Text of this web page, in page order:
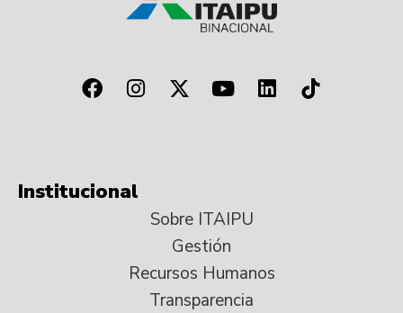
Institucional
Sobre ITAIPU
Gestión
Recursos Humanos
Transparencia